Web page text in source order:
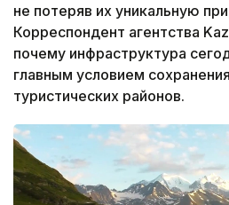
не потеряв их уникальную
Корреспондент агентства
почему инфраструктура
главным условием
туристических районов.